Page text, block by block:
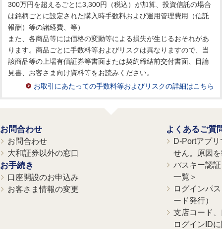
300万円を超えるごとに3,300円（税込）が加算、投資信託の場合
は銘柄ごとに設定された購入時手数料および運用管理費用（信託
報酬）等の諸経費、等）
また、各商品等には価格の変動等による損失が生じるおそれがあ
ります。商品ごとに手数料等およびリスクは異なりますので、当
該商品等の上場有価証券等書面または契約締結前交付書面、目論
見書、お客さま向け資料等をお読みください。
お取引にあたっての手数料等およびリスクの詳細はこちら
お問合わせ
お問合わせ
大和証券以外の窓口
お手続き
口座開設のお申込み
お客さま情報の変更
よくあるご質
D-Portアプ
せん。原因
パスキー認
一覧＞
ログインパ
ード発行）
支店コード
ログインID